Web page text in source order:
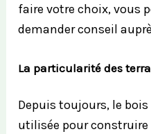
faire votre choix, vous
demander conseil
La particularité des
Depuis toujours, le
utilisée pour construire